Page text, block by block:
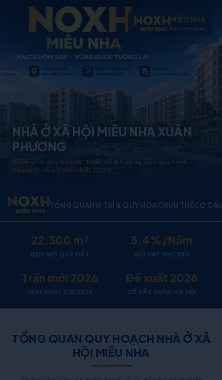
MIÊU NHA
Xuân Phương
NHÀ Ở XÃ HỘI MIÊU NHA XUÂN
PHƯƠNG
Thông tin quy hoạch, thiết kế & hướng dẫn quy trình
chuẩn bị hồ sơ mới nhất 2026
TỔNG QUANVỊ TRÍ & QUY HOẠCHƯU THẾCƠ
22.300 m²
QUY MÔ QUỸ ĐẤT
5.4%/Năm
GÓI VAY NHCSXH
Trần mới 2026
NGHỊ ĐỊNH 136/2026
Đề xuất 2026
SỞ XÂY DỰNG HÀ NỘI
TỔNG QUAN QUY HOẠCH NHÀ Ở XÃ
HỘI MIÊU NHA